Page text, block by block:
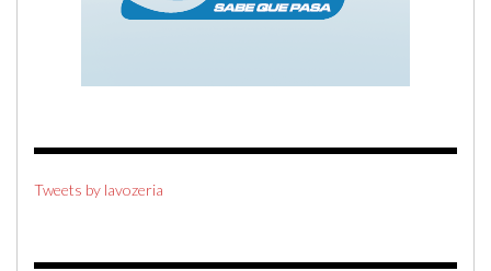
Tweets by lavozeria